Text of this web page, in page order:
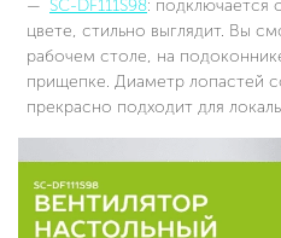
SC-DF111S98: подключается
цвете, стильно выглядит. Вы
рабочем столе, на
прищепке. Диаметр лопастей
прекрасно подходит для